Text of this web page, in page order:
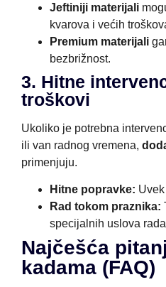
Jeftiniji materijali
kvarova i većih
Premium materijali
bezbrižnost.
3. Hitne
troškovi
Ukoliko je potrebna
ili van radnog vremena,
primenjuju.
Hitne popravke:
Rad tokom praznika:
specijalnih uslova
Najčešća
kadama (FAQ)